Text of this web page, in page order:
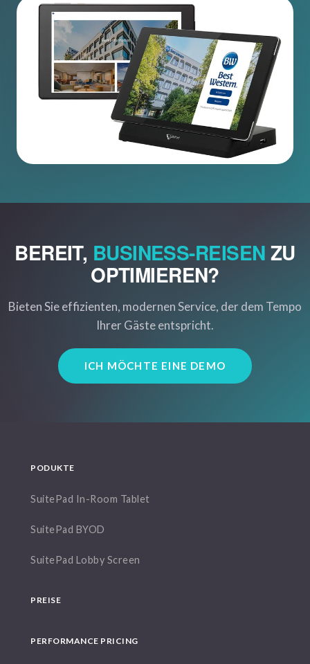
BEREIT, BUSINESS-REISENZU
OPTIMIEREN?
Bieten Sie effizienten, modernen Service, der dem Tempo
Ihrer Gäste entspricht.
ICH MÖCHTE EINE DEMO
PODUKTE
SuitePad In-Room Tablet
SuitePad BYOD
SuitePad Lobby Screen
PREISE
PERFORMANCE PRICING